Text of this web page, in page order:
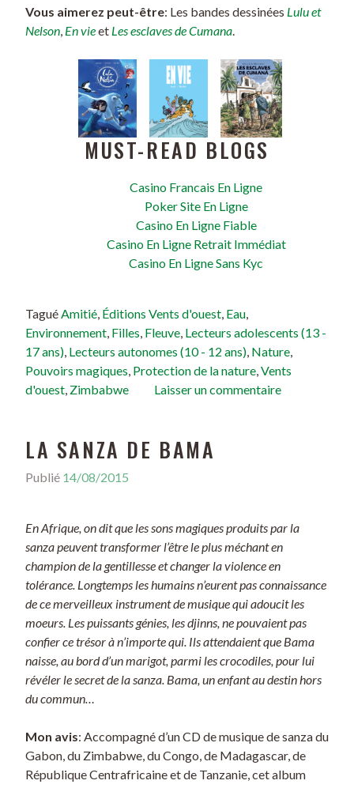
Vous aimerez peut-être: Les bandes dessinées Lulu et
Nelson, En vieet Les esclaves de Cumana.
MUST-READ BLOGS
Casino Francais En Ligne
Poker Site En Ligne
Casino En Ligne Fiable
Casino En Ligne Retrait Immédiat
Casino En Ligne Sans Kyc
TaguéAmitié, Éditions Vents d'ouest, Eau,
Environnement, Filles, Fleuve, Lecteurs adolescents (13 -
17 ans), Lecteurs autonomes (10 - 12 ans), Nature,
Pouvoirs magiques, Protection de la nature,Vents
d'ouest, Zimbabwe Laisser un commentaire
LA SANZA DE BAMA
Publié 14/08/2015
En Afrique, on dit que les sons magiques produits par la
sanza peuvent transformer l’être le plus méchant en
champion de la gentillesse et changer la violence en
tolérance. Longtemps les humains n’eurent pas connaissance
de ce merveilleux instrument de musique qui adoucit les
moeurs. Les puissants génies, les djinns, ne pouvaient pas
confier ce trésor à n’importe qui. Ils attendaient que Bama
naisse, au bord d’un marigot, parmi les crocodiles, pour lui
révéler le secret de la sanza. Bama, un enfant au destin hors
du commun…
Mon avis: Accompagné d’un CD de musique de sanza du
Gabon, du Zimbabwe, du Congo, de Madagascar, de
République Centrafricaine et de Tanzanie, cet album